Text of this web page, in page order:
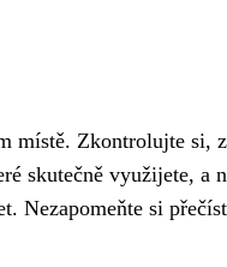
místě. Zkontrolujte si,
skutečně využijete,
Nezapomeňte si